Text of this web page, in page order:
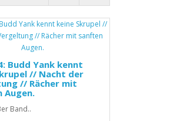
Budd Yank kennt
// Nacht der
// Rächer mit
Augen.
Band..